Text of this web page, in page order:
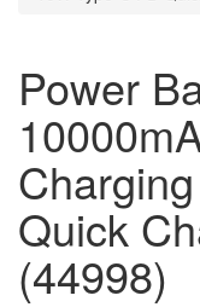
Power
Quick
(44998)